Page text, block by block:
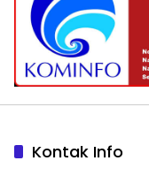
Kontak Info